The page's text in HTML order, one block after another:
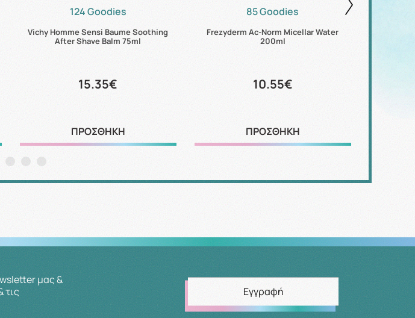
124 Goodies
Vichy Homme Sensi Baume Soothing
After Shave Balm 75ml
15.35€
ΠΡΟΣΘΗΚΗ
85 Goodies
Frezyderm Ac-Norm Micellar Water
200ml
10.55€
ΠΡΟΣΘΗΚΗ
μας &
τις
Εγγραφή